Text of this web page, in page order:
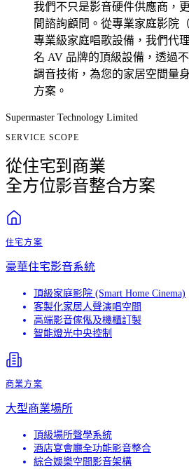
我們不只是影音硬件供應商，
間諮詢顧問。從專業家庭影院（
專業級家庭唱歌設備，我們代
名 AV 品牌的頂級設備，透過
調音技術，為您的家居空間量
方案。
Supermaster Technology Limited
SERVICE SCOPE
從住宅到商業
全方位影音整合方案
住宅方案
豪華住宅影音系統
頂級家庭影院 (Smart Home Cinema)
客製化家居人聲演唱空間
高端影音傢俬及機櫃訂製
智能燈光中央控制
商業方案
大型商業場所
頂級場所聲學系統
酒店宴會廳全功能影音整合
綜合娛樂空間影音架構